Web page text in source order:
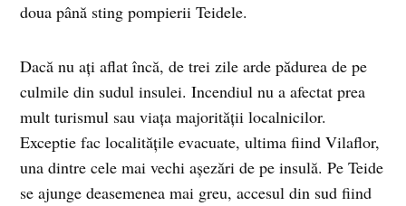
doua până sting pompierii Teidele.
Dacă nu ați aflat încă, de trei zile arde pădurea de pe
culmile din sudul insulei. Incendiul nu a afectat prea
mult turismul sau viața majorității localnicilor.
Exceptie fac localitățile evacuate, ultima fiind Vilaflor,
una dintre cele mai vechi așezări de pe insulă. Pe Teide
se ajunge deasemenea mai greu, accesul din sud fiind